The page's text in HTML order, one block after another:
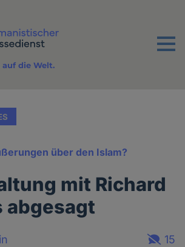
Menu
die Welt.
über den Islam?
mit Richard
abgesagt
15